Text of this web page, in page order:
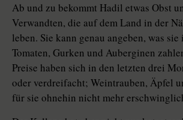
Ab und zu bekommt Hadil etwas Obst
Verwandten, die auf dem Land in der
leben. Sie kann genau angeben, was
Tomaten, Gurken und Auberginen
Preise haben sich in den letzten drei
oder verdreifacht; Weintrauben, Äpfel
für sie ohnehin nicht mehr